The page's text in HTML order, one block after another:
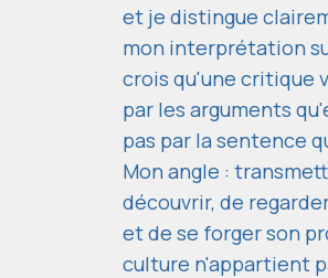
et je distingue
mon interprétation
crois qu'une critique
par les arguments
pas par la sentence
Mon angle :
découvrir, de
et de se forger son
culture n'appartient